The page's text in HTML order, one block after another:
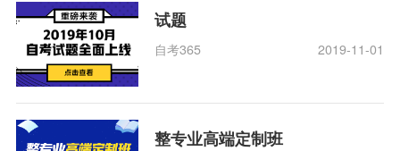
试题
自考365 2019-11-01
整专业高端定制班